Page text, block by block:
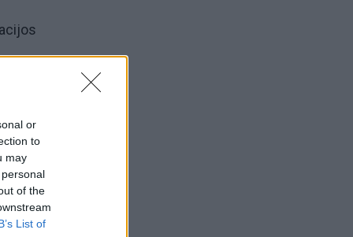
or
to
may
of the
List of
,